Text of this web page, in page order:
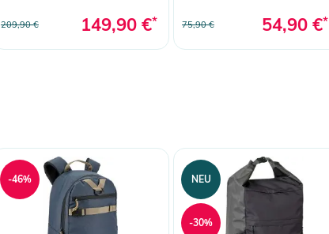
209,90 € 149,90 €* 75,90 € 54,90 €*
-46% NEU
-30%